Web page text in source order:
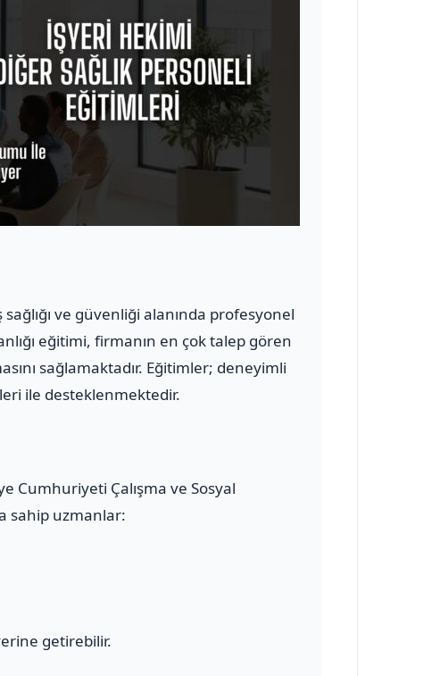
sağlığı ve güvenliği alanında profesyonel
eğitimi, firmanın en çok talep gören
sağlamaktadır. Eğitimler; deneyimli
ile desteklenmektedir.
Cumhuriyeti Çalışma ve Sosyal
sahip uzmanlar:
getirebilir.